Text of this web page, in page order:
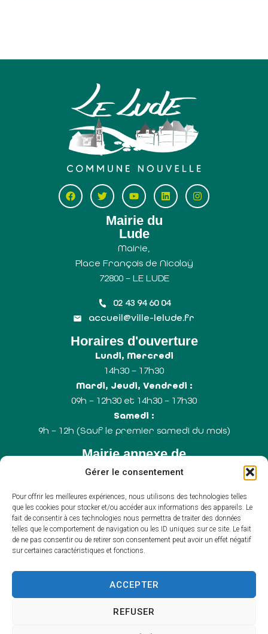
Gérer le consentement
Pour offrir les meilleures expériences, nous utilisons des technologies telles
que les cookies pour stocker et/ou accéder aux informations des appareils. Le
fait de consentir à ces technologies nous permettra de traiter des données
telles que le comportement de navigation ou les ID uniques sur ce site. Le fait
de ne pas consentir ou de retirer son consentement peut avoir un effet négatif
sur certaines caractéristiques et fonctions.
ACCEPTER
REFUSER
Mairie du
Lude
Mairie,
Place François de Nicolaÿ
72800 – LE LUDE
02 43 94 60 04
accueil@ville-lelude.fr
Horaires d'ouverture
Lundi, Mercredi
14h30 – 17h30
Mardi, Jeudi, Vendredi :
09h – 12h30 et 14h30 – 17h30
Samedi :
9h – 12h (Sauf le premier samedi du mois)
Mairie annexe de
Dissé-sous-le-Lude
15 rue Klébert Vaudron
72800 – LE LUDE
02 43 94 68 04
mairiedisse@ville-lelude.fr
Horaires d'ouverture
Lundi :